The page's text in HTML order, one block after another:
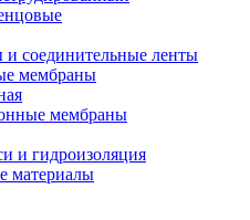
соединительные ленты
мембраны
мембраны
и гидроизоляция
материалы